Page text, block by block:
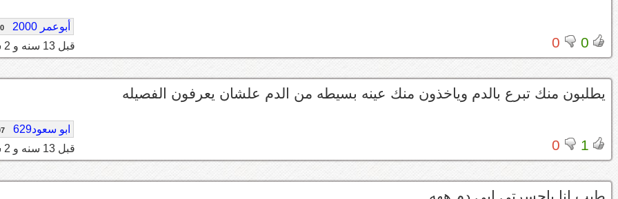
0
0
أبوعمر 2000
قبل 13 سنه و 2 شهر
يطلبون منك تبرع بالدم وياخذون منك عينه بسيطه من الدم علشان يعرفون الفصيله
1
0
ابو سعود629
قبل 13 سنه و 2 شهر